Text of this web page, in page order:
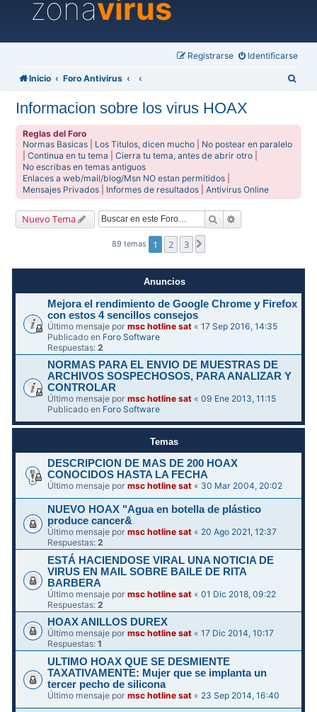
zonavirus
Identificarse
Registrarse
Inicio Foro Antivirus
Informacion sobre los virus HOAX
Reglas del Foro
Normas Basicas
Los Titulos, dicen mucho
No postear en paralelo
|Continua en tu tema |Cierra tu tema, antes de abrir otro
No escribas en temas antiguos
Enlaces a web/mail/blog/Msn NO estan permitidos
Mensajes Privados
Informes de resultados |Antivirus Online
Nuevo Tema Buscar
89 temas 1 2 3
Anuncios
Mejora el rendimiento de Google Chrome y Firefox
con estos 4 sencillos consejos
Último mensaje pormsc hotline sat «17 Sep 2016, 14:35
Publicado en Foro Software
Respuestas:2
NORMAS PARA EL ENVIO DE MUESTRAS DE
ARCHIVOS SOSPECHOSOS, PARA ANALIZAR Y
CONTROLAR
Último mensaje pormsc hotline sat «09 Ene 2013, 11:15
Publicado en Foro Software
Temas
DESCRIPCION DE MAS DE 200 HOAX
CONOCIDOS HASTA LA FECHA
Último mensaje pormsc hotline sat « 30 Mar 2004, 20:02
NUEVO HOAX "Agua en botella de plástico
produce cancer&
Último mensaje pormsc hotline sat « 20 Ago 2021, 12:37
Respuestas:2
ESTÁ HACIENDOSE VIRAL UNA NOTICIA DE
VIRUS EN MAIL SOBRE BAILE DE RITA
BARBERA
Último mensaje pormsc hotline sat «01 Dic 2018, 09:22
Respuestas:2
HOAX ANILLOS DUREX
Último mensaje pormsc hotline sat «17 Dic 2014, 10:17
Respuestas:1
ULTIMO HOAX QUE SE DESMIENTE
TAXATIVAMENTE: Mujer que se implanta un
tercer pecho de silicona
Último mensaje pormsc hotline sat « 23 Sep 2014, 16:40